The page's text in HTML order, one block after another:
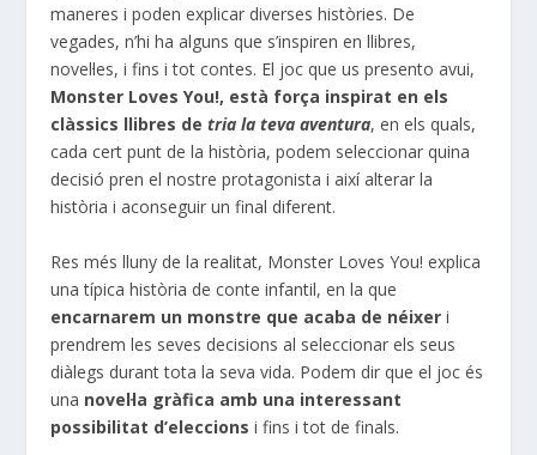
maneres i poden explicar diverses històries. De
vegades, n’hi ha alguns que s’inspiren en llibres,
novel·les, i fins i tot contes. El joc que us presento avui,
Monster Loves You!, està força inspirat en els
clàssics llibres detria la teva aventura, en els quals,
cada cert punt de la història, podem seleccionar quina
decisió pren el nostre protagonista i així alterar la
història i aconseguir un final diferent.
Res més lluny de la realitat, Monster Loves You! explica
una típica història de conte infantil, en la que
encarnarem un monstre que acaba de néixer i
prendrem les seves decisions al seleccionar els seus
diàlegs durant tota la seva vida. Podem dir que el joc és
una novel·la gràfica amb una interessant
possibilitat d’eleccions i fins i tot de finals.